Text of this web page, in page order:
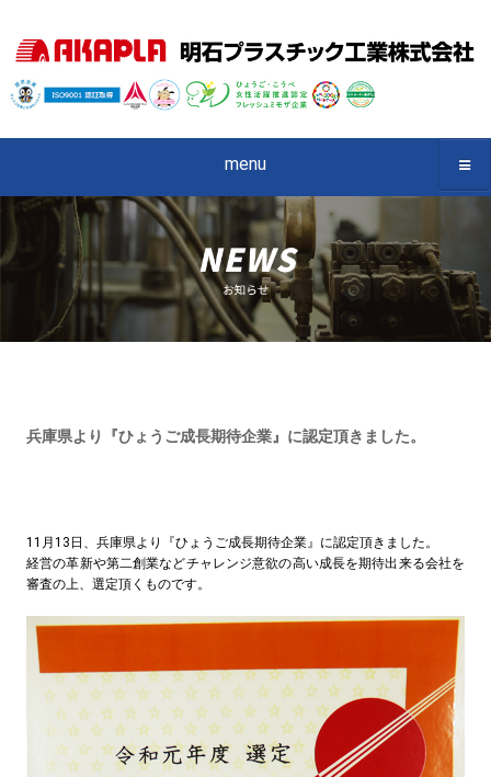
menu
兵庫県より『ひょうご成長期待企業』に認定頂きました。
11月13日、兵庫県より『ひょうご成長期待企業』に認定頂きました。
経営の革新や第二創業などチャレンジ意欲の高い成長を期待出来る会社を
審査の上、選定頂くものです。